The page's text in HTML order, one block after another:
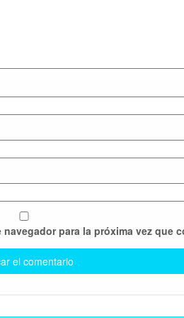
para la próxima vez que